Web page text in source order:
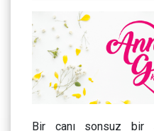
Bir canı sonsuz bir